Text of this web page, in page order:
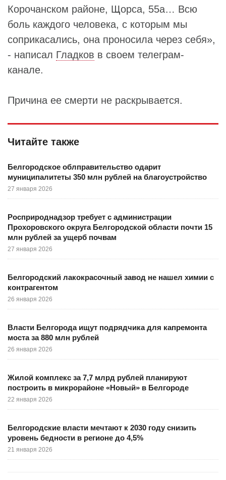
Корочанском районе, Щорса, 55а… Всю
боль каждого человека, с которым мы
соприкасались, она проносила через себя»,
- написал Гладков в своем телеграм-
канале.
Причина ее смерти не раскрывается.
Читайте также
Белгородское облправительство одарит
муниципалитеты 350 млн рублей на благоустройство
27 января 2026
Росприроднадзор требует с администрации
Прохоровского округа Белгородской области почти 15
млн рублей за ущерб почвам
27 января 2026
Белгородский лакокрасочный завод не нашел химии с
контрагентом
26 января 2026
Власти Белгорода ищут подрядчика для капремонта
моста за 880 млн рублей
26 января 2026
Жилой комплекс за 7,7 млрд рублей планируют
построить в микрорайоне «Новый» в Белгороде
22 января 2026
Белгородские власти мечтают к 2030 году снизить
уровень бедности в регионе до 4,5%
21 января 2026